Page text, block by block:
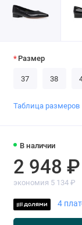
В наличии
2 948 ₽
экономия 5 134 ₽
4
Размер
37 38
Таблица размеров